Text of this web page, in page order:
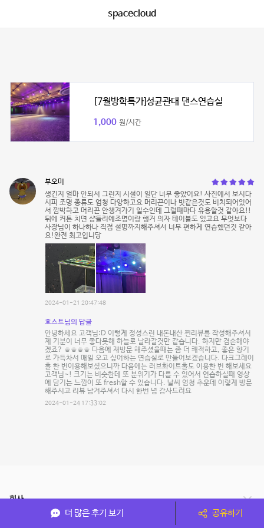
spacecloud
[7월방학특가]성균관대 댄스연습실
1,000 원/시간
부오미
생긴지 얼마 안되서 그런지 시설이 일단 너무 좋았어요! 사진에서 보시다
시피 조명 종류도 엄청 다양하고요 머리끈이나 빗같은것도 비치되어있어
서 깜박하고 머리끈 안챙겨가기 일수인데 그럴때마다 유용할것 같아요!!
뒤에 커튼 치면 샹들리에조명이랑 행거 의자 테이블도 있고요 무엇보다
사장님이 하나하나 직접 설명까지해주셔서 너무 편하게 연습했던것 같아
요!완전 최고입니당
2024-01-21 20:47:48
호스트님의 답글
안녕하세요 고객님:D 이렇게 정성스런 내돈내산 찐리뷰를 작성해주셔서
제 기분이 너무 좋다못해 하늘로 날라갈것만 같습니다. 하지만 겸손해야
겠죠? ㅎㅎㅎㅎ 다음에 재방문 해주셨을때는 좀 더 쾌적하고, 좋은 향기
로 가득차서 매일 오고 싶어하는 연습실로 만들어보겠습니다. 다크그레이
홀 한 번이용해보셨으니까 다음에는 러브화이트홀도 이용한 번 해보세요
고객님~! 크기는 비슷한데 또 분위기가 다를 수 있어서 연습하실때 영상
에 담기는 느낌이 또 fresh할 수 있습니다. 날씨 엄청 추운데 이렇게 방문
해주시고 리뷰 남겨주셔서 다시 한번 넘 감사드려요
2024-01-24 17:33:02
더 많은 후기 보기 공유하기
회사